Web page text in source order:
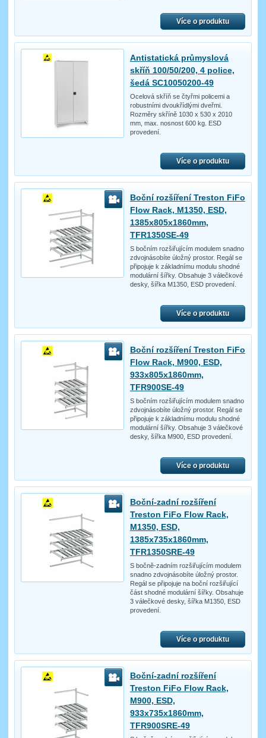
Více o produktu
Antistatická průmyslová
skříň 100/50/200, 4 police,
šedá SC10050200-49
Ocelová skříň se čtyřmi policemi a
robustními dvoukřídlými dveřmi.
Rozměry skříně 1030 x 530 x 2010
mm, max. nosnost 600 kg. ESD
provedení.
Více o produktu
Boční rozšíření Treston FiFo
Flow Rack, M1350, ESD,
1385x805x1860mm,
TFR1350SE-49
S bočním rozšiřujícím modulem snadno
zdvojnásobíte úložný prostor. Regál se
připojuje k základnímu modulu shodné
modulární šířky. Obsahuje 3 válečkové
desky, šířka M1350, ESD provedení.
Více o produktu
Boční rozšíření Treston FiFo
Flow Rack, M900, ESD,
933x805x1860mm,
TFR900SE-49
S bočním rozšiřujícím modulem snadno
zdvojnásobíte úložný prostor. Regál se
připojuje k základnímu modulu shodné
modulární šířky. Obsahuje 3 válečkové
desky, šířka M900, ESD provedení.
Více o produktu
Boční-zadní rozšíření
Treston FiFo Flow Rack,
M1350, ESD,
1385x735x1860mm,
TFR1350SRE-49
S bočně-zadním rozšiřujícím modulem
snadno zdvojnásobíte úložný prostor.
Regál se připojuje na boční rozšiřující
část shodné modulární šířky. Obsahuje
3 válečkové desky, šířka M1350, ESD
provedení.
Více o produktu
Boční-zadní rozšíření
Treston FiFo Flow Rack,
M900, ESD,
933x735x1860mm,
TFR900SRE-49